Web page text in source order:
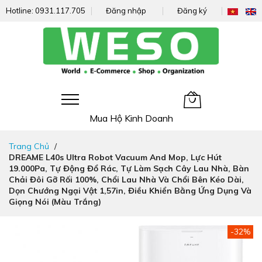
Hotline: 0931.117.705 Đăng nhập Đăng ký
Mua Hộ Kinh Doanh
nhanh
đến
nội
dung
Trang Chủ
DREAME L40s Ultra Robot Vacuum And Mop, Lực Hút
19.000Pa, Tự Động Đổ Rác, Tự Làm Sạch Cây Lau Nhà, Bàn
Chải Đôi Gỡ Rối 100%, Chổi Lau Nhà Và Chổi Bên Kéo Dài,
Dọn Chướng Ngại Vật 1,57in, Điều Khiển Bằng Ứng Dụng Và
Giọng Nói (Màu Trắng)
-32%